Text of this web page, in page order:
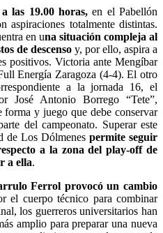
las 19.00 horas,en el Pabellón
aspiraciones totalmente distintas.
en una situación compleja al
de descenso y, por ello, aspira a
positivos. Victoria ante Mengíbar
Energía Zaragoza (4-4). El otro
a la jornada 16, el
José Antonio Borrego “Tete”,
y juego que debe conservar
del campeonato. Superar este
de Los Dólmenes permite seguir
a la zona del play-off de
a ella.
Ferrol provocó un cambio
el cuerpo técnico para combinar
los guerreros universitarios han
amplio para preparar una nueva